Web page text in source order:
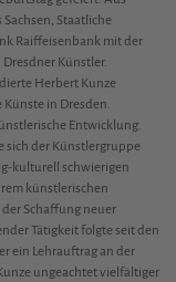
Staatliche
Raiffeisenbank mit der
Künstler.
Herbert Kunze
Künste in Dresden.
Entwicklung.
sich der Künstlergruppe
kulturell schwierigen
künstlerischen
Schaffung neuer
Tätigkeit folgte seit den
ein Lehrauftrag an der
ungeachtet vielfältiger